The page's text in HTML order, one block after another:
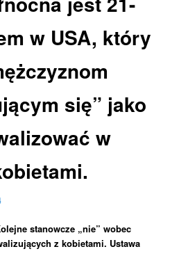
w USA, który
się” jako
w
stanowcze „nie” wobec
z kobietami. Ustawa